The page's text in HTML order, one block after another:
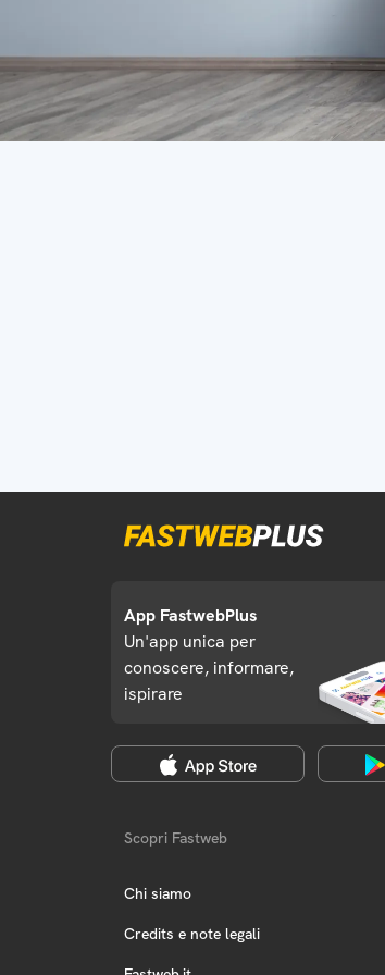
App FastwebPlus
Un'app unica per
conoscere, informare,
ispirare
Scopri Fastweb
Chi siamo
Credits e note legali